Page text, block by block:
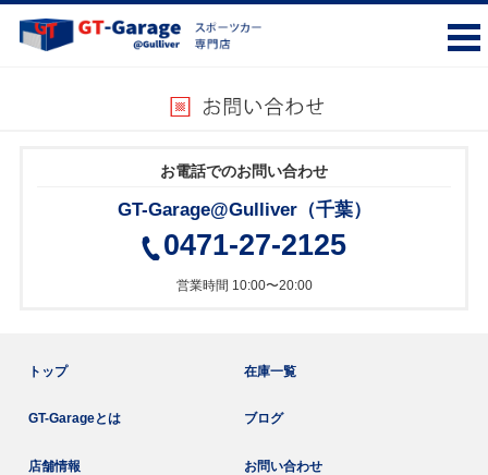
お電話でのお問い合わせ
GT-Garage@Gulliver（千葉）
0471-27-2125
営業時間 10:00〜20:00
トップ 在庫一覧
GT-Garageとは ブログ
店舗情報 お問い合わせ